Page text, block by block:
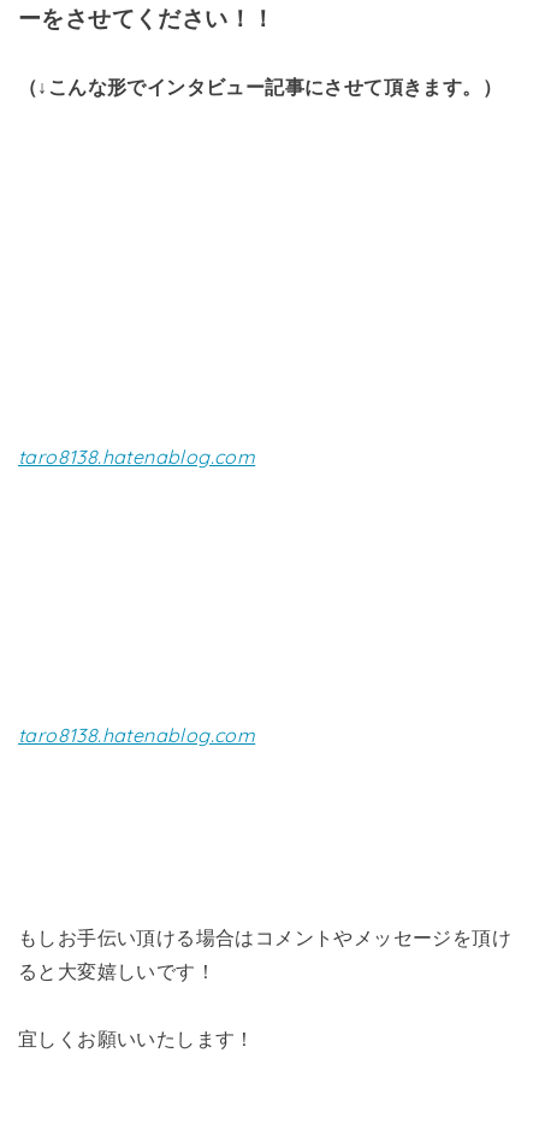
ーをさせてください！！
（↓こんな形でインタビュー記事にさせて頂きます。）
taro8138.hatenablog.com
taro8138.hatenablog.com
もしお手伝い頂ける場合はコメントやメッセージを頂け
ると大変嬉しいです！
宜しくお願いいたします！